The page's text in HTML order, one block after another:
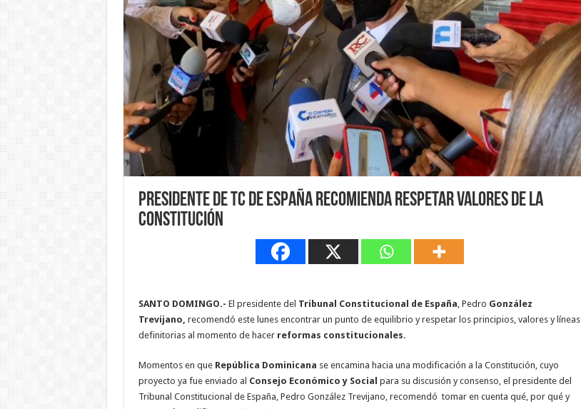
Presidente de TC de España recomienda respetar valores de la
Constitución
SANTO DOMINGO.- El presidente del Tribunal Constitucional de España, Pedro González
Trevijano, recomendó este lunes encontrar un punto de equilibrio y respetar los principios, valores y líneas
definitorias al momento de hacer reformas constitucionales.
Momentos en que República Dominicana se encamina hacia una modificación a la Constitución, cuyo
proyecto ya fue enviado al Consejo Económico y Social para su discusión y consenso, el presidente del
Tribunal Constitucional de España, Pedro González Trevijano, recomendó tomar en cuenta qué, por qué y